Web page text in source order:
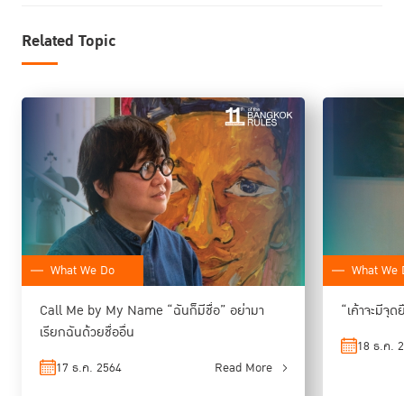
Related Topic
What We Do
Call Me by My Name “ฉันก็มีชื่อ” อย่ามา
เรียกฉันด้วยชื่ออื่น
17 ธ.ค. 2564 Read More
What We
“เค้าจะมีจุ
18 ธ.ค.